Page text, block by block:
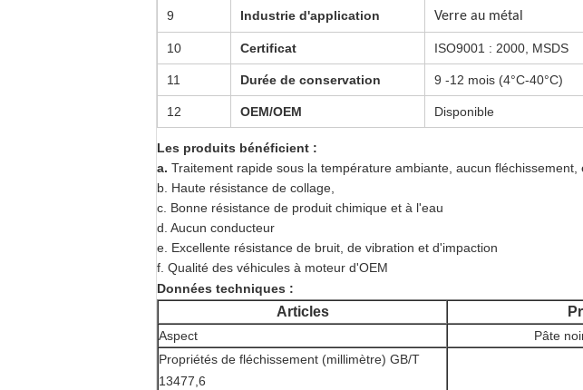
9 Industrie d'application Verre au métal
10 Certificat ISO9001 : 2000, MSDS
11 Durée de conservation 9 -12 mois (4°C-40°C)
12 OEM/OEM Disponible
Les produits bénéficient :
a. Traitement rapide sous la température ambiante, aucun fléchissement,
b. Haute résistance de collage,
c. Bonne résistance de produit chimique et à l'eau
d. Aucun conducteur
e. Excellente résistance de bruit, de vibration et d'impaction
f. Qualité des véhicules à moteur d'OEM
Données techniques :
Articles
Aspect
Pâte
Propriétés de fléchissement (millimètre) GB/T
13477,6